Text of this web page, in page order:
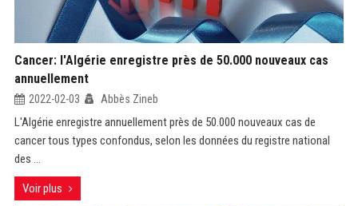
Cancer: l'Algérie enregistre près de 50.000 nouveaux cas
annuellement
2022-02-03 Abbès Zineb
L'Algérie enregistre annuellement près de 50.000 nouveaux cas de
cancer tous types confondus, selon les données du registre national
des ...
Voir plus